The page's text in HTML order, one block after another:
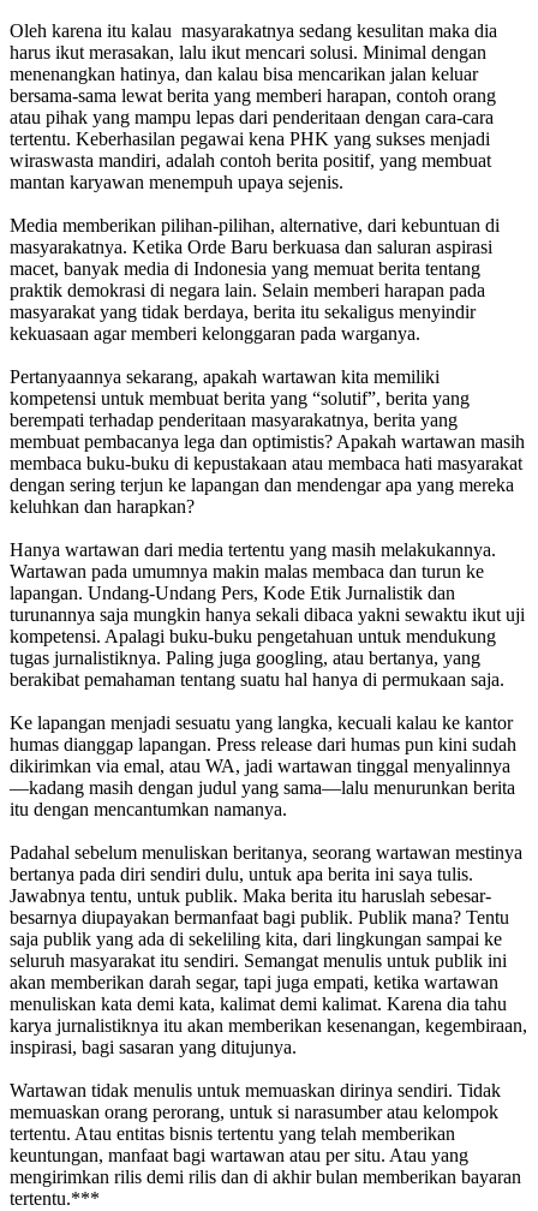
Oleh karena itu kalau masyarakatnya sedang kesulitan maka dia
harus ikut merasakan, lalu ikut mencari solusi. Minimal dengan
menenangkan hatinya, dan kalau bisa mencarikan jalan keluar
bersama-sama lewat berita yang memberi harapan, contoh orang
atau pihak yang mampu lepas dari penderitaan dengan cara-cara
tertentu. Keberhasilan pegawai kena PHK yang sukses menjadi
wiraswasta mandiri, adalah contoh berita positif, yang membuat
mantan karyawan menempuh upaya sejenis.
Media memberikan pilihan-pilihan, alternative, dari kebuntuan di
masyarakatnya. Ketika Orde Baru berkuasa dan saluran aspirasi
macet, banyak media di Indonesia yang memuat berita tentang
praktik demokrasi di negara lain. Selain memberi harapan pada
masyarakat yang tidak berdaya, berita itu sekaligus menyindir
kekuasaan agar memberi kelonggaran pada warganya.
Pertanyaannya sekarang, apakah wartawan kita memiliki
kompetensi untuk membuat berita yang “solutif”, berita yang
berempati terhadap penderitaan masyarakatnya, berita yang
membuat pembacanya lega dan optimistis? Apakah wartawan masih
membaca buku-buku di kepustakaan atau membaca hati masyarakat
dengan sering terjun ke lapangan dan mendengar apa yang mereka
keluhkan dan harapkan?
Hanya wartawan dari media tertentu yang masih melakukannya.
Wartawan pada umumnya makin malas membaca dan turun ke
lapangan. Undang-Undang Pers, Kode Etik Jurnalistik dan
turunannya saja mungkin hanya sekali dibaca yakni sewaktu ikut uji
kompetensi. Apalagi buku-buku pengetahuan untuk mendukung
tugas jurnalistiknya. Paling juga googling, atau bertanya, yang
berakibat pemahaman tentang suatu hal hanya di permukaan saja.
Ke lapangan menjadi sesuatu yang langka, kecuali kalau ke kantor
humas dianggap lapangan. Press release dari humas pun kini sudah
dikirimkan via emal, atau WA, jadi wartawan tinggal menyalinnya
—kadang masih dengan judul yang sama—lalu menurunkan berita
itu dengan mencantumkan namanya.
Padahal sebelum menuliskan beritanya, seorang wartawan mestinya
bertanya pada diri sendiri dulu, untuk apa berita ini saya tulis.
Jawabnya tentu, untuk publik. Maka berita itu haruslah sebesar-
besarnya diupayakan bermanfaat bagi publik. Publik mana? Tentu
saja publik yang ada di sekeliling kita, dari lingkungan sampai ke
seluruh masyarakat itu sendiri. Semangat menulis untuk publik ini
akan memberikan darah segar, tapi juga empati, ketika wartawan
menuliskan kata demi kata, kalimat demi kalimat. Karena dia tahu
karya jurnalistiknya itu akan memberikan kesenangan, kegembiraan,
inspirasi, bagi sasaran yang ditujunya.
Wartawan tidak menulis untuk memuaskan dirinya sendiri. Tidak
memuaskan orang perorang, untuk si narasumber atau kelompok
tertentu. Atau entitas bisnis tertentu yang telah memberikan
keuntungan, manfaat bagi wartawan atau per situ. Atau yang
mengirimkan rilis demi rilis dan di akhir bulan memberikan bayaran
tertentu.***